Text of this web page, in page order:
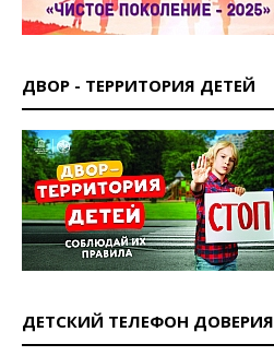
ДВОР - ТЕРРИТОРИЯ ДЕТЕЙ
ДЕТСКИЙ ТЕЛЕФОН ДОВЕРИЯ